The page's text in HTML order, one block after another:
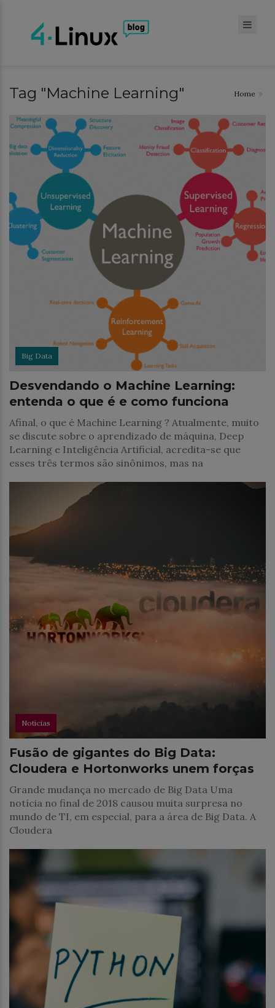
Tag "Machine Learning" Home
Big Data
Desvendando o Machine Learning:
entenda o que é e como funciona
Afinal, o que é Machine Learning ? Atualmente, muito
se discute sobre o aprendizado de máquina, Deep
Learning e Inteligência Artificial, acredita-se que
esses três termos são sinônimos, mas na
Notícias
Fusão de gigantes do Big Data:
Cloudera e Hortonworks unem forças
Grande mudança no mercado de Big Data Uma
notícia no final de 2018 causou muita surpresa no
mundo de TI, em especial, para a área de Big Data. A
Cloudera